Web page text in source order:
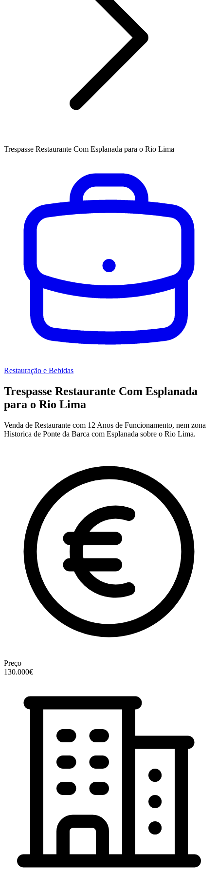
Trespasse Restaurante Com Esplanada para o Rio Lima
Restauração e Bebidas
Trespasse Restaurante Com Esplanada
para o Rio Lima
Venda de Restaurante com 12 Anos de Funcionamento, nem zona
Historica de Ponte da Barca com Esplanada sobre o Rio Lima.
Preço
130.000€